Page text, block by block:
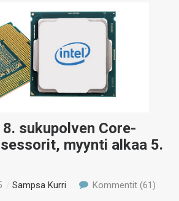
sukupolven Core-
myynti alkaa 5.
/Sampsa Kurri Kommentit (61)